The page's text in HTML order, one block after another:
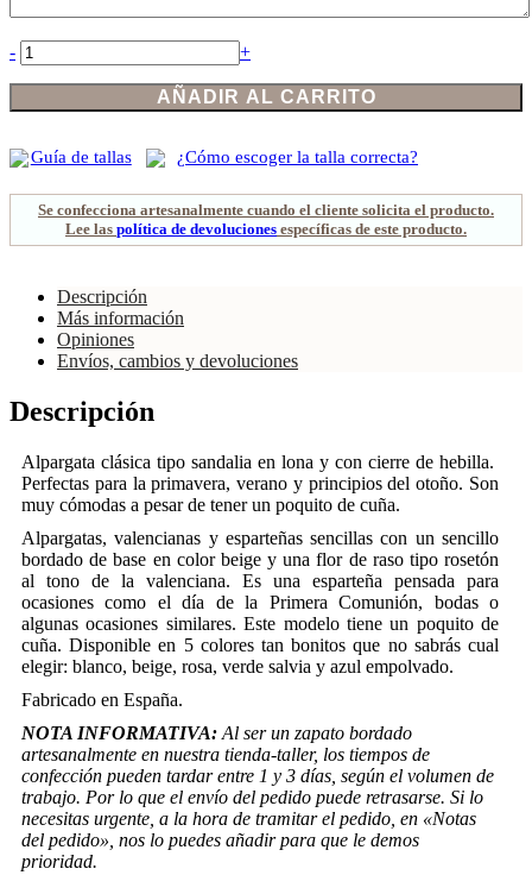
- Valencianas
bordado
beige
flor
niña
+
AÑADIR AL CARRITO
Guía de tallas ¿Cómo escoger la talla correcta?
Se confecciona artesanalmente cuando el cliente solicita el producto.
Lee las política de devoluciones específicas de este producto.
Descripción
Más información
Opiniones
Envíos, cambios y devoluciones
Descripción
Alpargata clásica tipo sandalia en lona y con cierre de hebilla.
Perfectas para la primavera, verano y principios del otoño. Son
muy cómodas a pesar de tener un poquito de cuña.
Alpargatas, valencianas y esparteñas sencillas con un sencillo
bordado de base en color beige y una flor de raso tipo rosetón
al tono de la valenciana. Es una esparteña pensada para
ocasiones como el día de la Primera Comunión, bodas o
algunas ocasiones similares. Este modelo tiene un poquito de
cuña. Disponible en 5 colores tan bonitos que no sabrás cual
elegir: blanco, beige, rosa, verde salvia y azul empolvado.
Fabricado en España.
NOTA INFORMATIVA: Al ser un zapato bordado
artesanalmente en nuestra tienda-taller, los tiempos de
confección pueden tardar entre 1 y 3 días, según el volumen de
trabajo. Por lo que el envío del pedido puede retrasarse. Si lo
necesitas urgente, a la hora de tramitar el pedido, en «Notas
del pedido», nos lo puedes añadir para que le demos
prioridad.